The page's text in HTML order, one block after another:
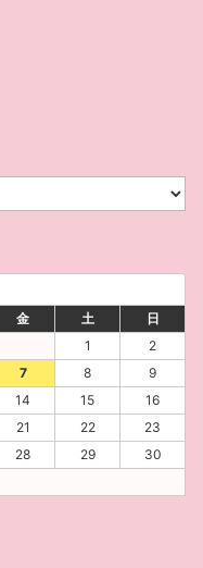
金 土
日
1
2
7 8
9
14 15
16
21 22
23
28 29
30